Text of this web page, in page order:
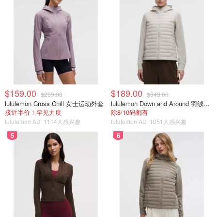
$159.00 $299.00
lululemon Cross Chill 女士运动外套
接近半价！罕见力度
lululemon AU 1114人感兴趣
$189.00 $349.00
lululemon Down and Around 羽绒夹克
除8/10码都有
lululemon AU 1051人感兴趣
5 6